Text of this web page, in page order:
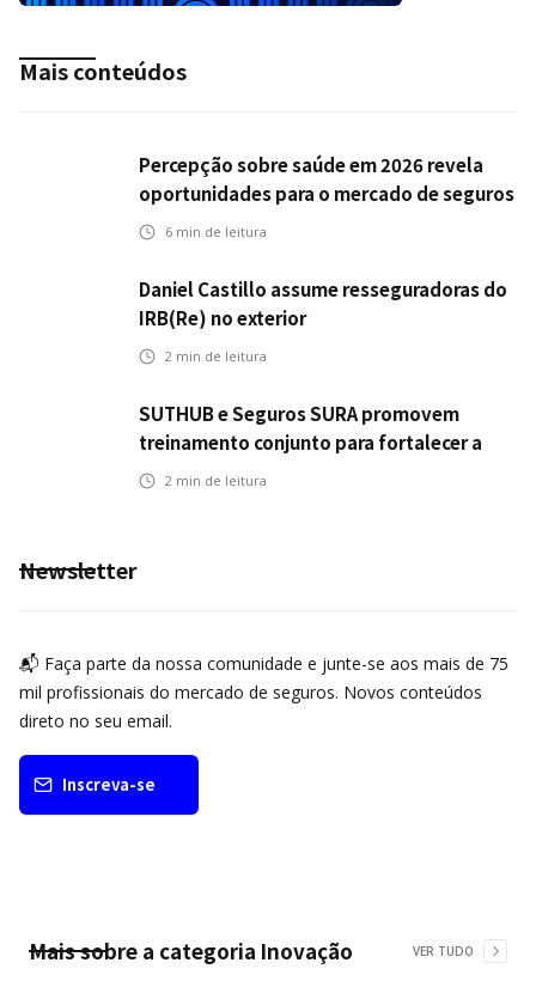
Mais conteúdos
Percepção sobre saúde em 2026 revela
oportunidades para o mercado de seguros
ampliar cobertura e prevenção
6 min de leitura
Daniel Castillo assume resseguradoras do
IRB(Re) no exterior
2 min de leitura
SUTHUB e Seguros SURA promovem
treinamento conjunto para fortalecer a
operação comercial do Seguro Mobilidade
2 min de leitura
Newsletter
📬 Faça parte da nossa comunidade e junte-se aos mais de 75
mil profissionais do mercado de seguros. Novos conteúdos
direto no seu email.
Inscreva-se
Mais sobre a categoria Inovação VER TUDO